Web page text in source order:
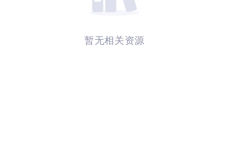
暂无相关资源